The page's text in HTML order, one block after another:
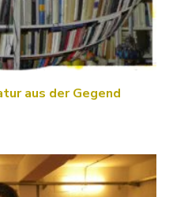
aus der Gegend